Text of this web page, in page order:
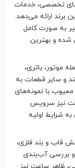
تخصصی، خدمات
برند ارائه می‌دهد.
به صورت کامل
و بهترین
موتور، باتری،
و سایر قطعات به
با نمونه‌های
نیز سرویس
شرایط اولیه
قاب و بند فلزی،
بررسی آب‌بندی
ظاهر ساعت نیز